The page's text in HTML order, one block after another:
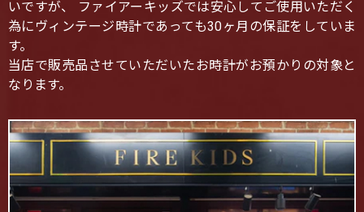
いですが、 ファイアーキッズでは安心してご使用いただく
為にヴィンテージ時計であっても30ヶ月の保証をしていま
す。
当店で販売品させていただいたお時計がお預かりの対象と
なります。